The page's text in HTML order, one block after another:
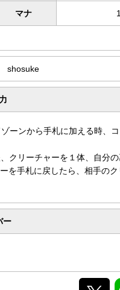
マナ 1
shosuke
ーンから手札に加える時、
クリーチャーを１体、自分
を手札に戻したら、相手の
ー